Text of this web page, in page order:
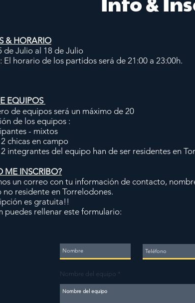
& HORARIO
de Julio al 18 de Julio
El horario de los partidos será de 21:00 a 23:00h.
EQUIPOS
de equipos será un máximo de 20
de los equipos :
- mixtos
chicas en campo
integrantes del equipo han de ser residentes en
ME INSCRIBO?
un correo con tu información de contacto,
no residente en Torrelodones.
es gratuita!!
puedes rellenar este formulario:
Nombre del equipo